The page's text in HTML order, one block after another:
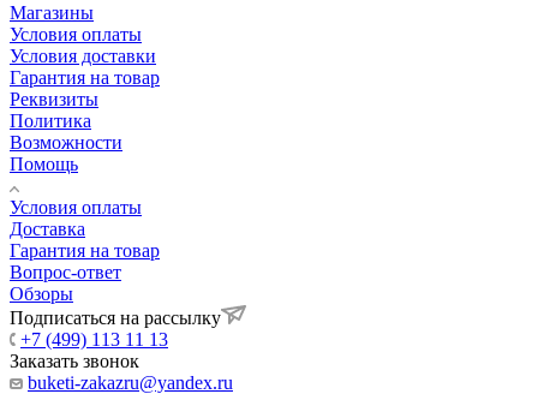
Магазины
Условия оплаты
Условия доставки
Гарантия на товар
Реквизиты
Политика
Возможности
Помощь
Условия оплаты
Доставка
Гарантия на товар
Вопрос-ответ
Обзоры
Подписаться на рассылку
+7 (499) 113 11 13
Заказать звонок
buketi-zakazru@yandex.ru